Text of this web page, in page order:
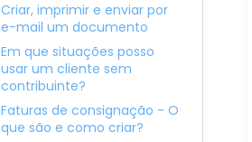
Criar, imprimir e enviar por
e-mail um documento
Em que situações posso
usar um cliente sem
contribuinte?
Faturas de consignação - O
que são e como criar?